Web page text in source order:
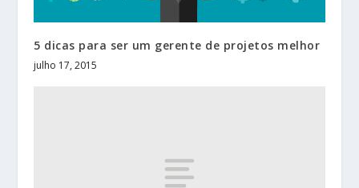
5 dicas para ser um gerente de projetos melhor
julho 17, 2015